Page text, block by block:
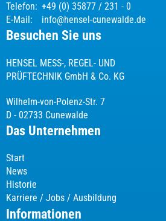
Telefon: +49 (0) 35877 / 231 - 0
E-Mail:
info@hensel-cunewalde.de
Besuchen Sie uns
HENSEL MESS-, REGEL- UND
PRÜFTECHNIK GmbH & Co. KG
Wilhelm-von-Polenz-Str. 7
D - 02733 Cunewalde
Das Unternehmen
Start
News
Historie
Karriere / Jobs / Ausbildung
Informationen